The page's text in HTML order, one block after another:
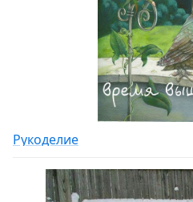
Рукоделие